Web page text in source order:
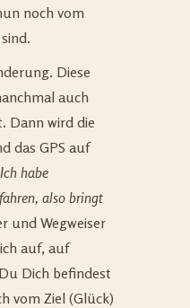
noch vom
Diese
auch
Dann wird die
das GPS auf
Ich habe
also bringt
und Wegweiser
auf, auf
Dich befindest
vom Ziel (Glück)